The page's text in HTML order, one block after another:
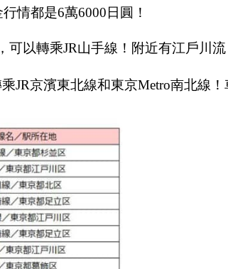
情都是6萬6000日圓！
可以轉乘JR山手線！附近有江戶川流
JR京濱東北線和東京Metro南北線！